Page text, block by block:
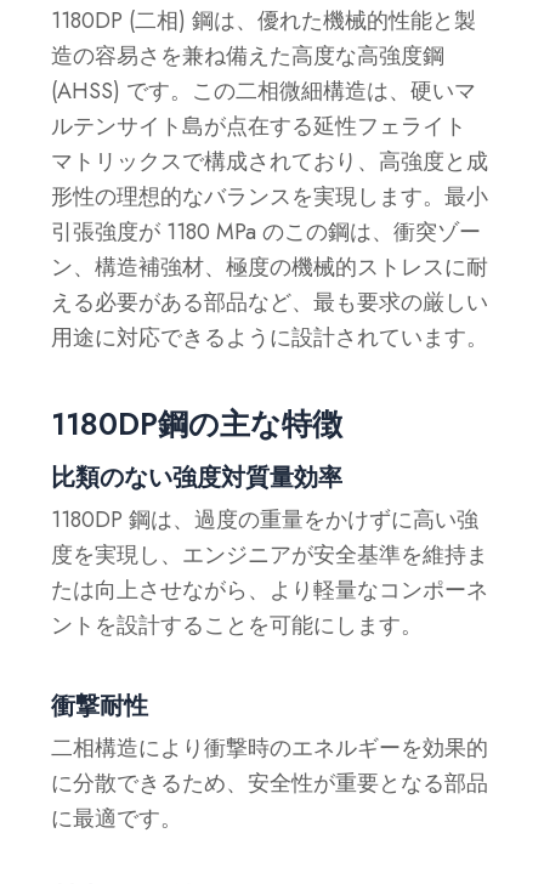
1180DP (二相) 鋼は、優れた機械的性能と製
造の容易さを兼ね備えた高度な高強度鋼
(AHSS) です。この二相微細構造は、硬いマ
ルテンサイト島が点在する延性フェライト
マトリックスで構成されており、高強度と成
形性の理想的なバランスを実現します。最小
引張強度が 1180 MPa のこの鋼は、衝突ゾー
ン、構造補強材、極度の機械的ストレスに耐
える必要がある部品など、最も要求の厳しい
用途に対応できるように設計されています。
1180DP鋼の主な特徴
比類のない強度対質量効率
1180DP 鋼は、過度の重量をかけずに高い強
度を実現し、エンジニアが安全基準を維持ま
たは向上させながら、より軽量なコンポーネ
ントを設計することを可能にします。
衝撃耐性
二相構造により衝撃時のエネルギーを効果的
に分散できるため、安全性が重要となる部品
に最適です。